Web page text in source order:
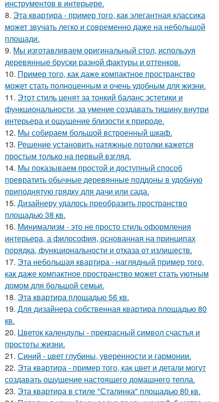
инструментов в интерьере.
8. Эта квартира - пример того, как элегантная классика
может звучать легко и современно даже на небольшой
площади.
9. Мы изготавливаем оригинальный стол, используя
деревянные бруски разной фактуры и оттенков.
10. Пример того, как даже компактное пространство
может стать полноценным и очень удобным для жизни.
11. Этот стиль ценят за тонкий баланс эстетики и
функциональности, за умение создавать тишину внутри
интерьера и ощущение близости к природе.
12. Мы собираем большой встроенный шкаф.
13. Решение установить натяжные потолки кажется
простым только на первый взгляд.
14. Мы показываем простой и доступный способ
превратить обычные деревянные поддоны в удобную
приподнятую грядку для дачи или сада.
15. Дизайнеру удалось преобразить пространство
площадью 38 кв.
16. Минимализм - это не просто стиль оформления
интерьера, а философия, основанная на принципах
порядка, функциональности и отказа от излишеств.
17. Эта небольшая квартира - наглядный пример того,
как даже компактное пространство может стать уютным
домом для большой семьи.
18. Эта квартира площадью 56 кв.
19. Для дизайнера собственная квартира площадью 80
кв.
20. Цветок календулы - прекрасный символ счастья и
простоты жизни.
21. Синий - цвет глубины, уверенности и гармонии.
22. Эта квартира - пример того, как цвет и детали могут
создавать ощущение настоящего домашнего тепла.
23. Эта квартира в стиле "Сталинка" площадью 80 кв.